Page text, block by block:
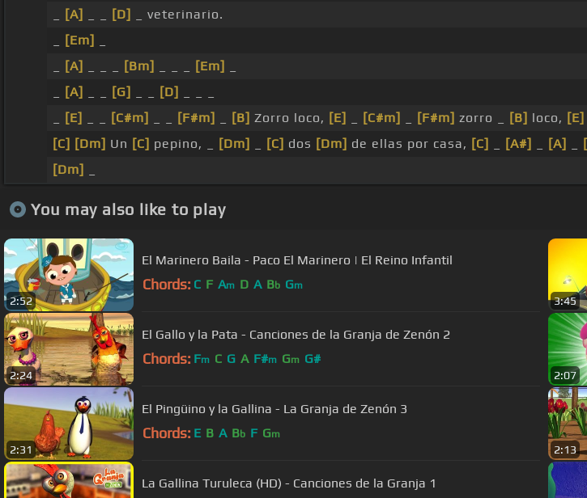
[A] [D]
_ veterinario.
[Em]
[A] [Bm] [Em]
[A] [G] [D]
[E] [C#m] [F#m] [B] Zorro loco, [E] [C#m] [F#m] zorro _ [B] loco, [E]
[C] [Dm] Un [C] pepino, _ [Dm] [C] dos [Dm] de ellas por casa, [C] [A#] [A]
[Dm]
You may also like to play
2:52
El Marinero Baila - Paco El Marinero | El Reino Infantil
Chords: C F Am D A Bb Gm
3:45
2:24
El Gallo y la Pata - Canciones de la Granja de Zenón 2
Chords: Fm C G A F#m Gm G#
2:07
2:31
El Pingüino y la Gallina - La Granja de Zenón 3
Chords: E B A Bb F Gm
2:13
La Gallina Turuleca (HD) - Canciones de la Granja 1